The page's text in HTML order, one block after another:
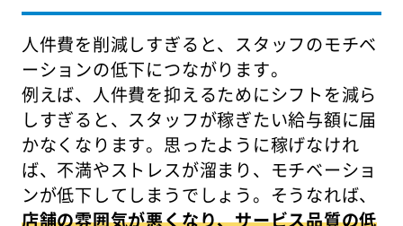
人件費を削減しすぎると、スタッフのモチベ
ーションの低下につながります。
例えば、人件費を抑えるためにシフトを減ら
しすぎると、スタッフが稼ぎたい給与額に届
かなくなります。思ったように稼げなけれ
ば、不満やストレスが溜まり、モチベーショ
ンが低下してしまうでしょう。そうなれば、
店舗の雰囲気が悪くなり、サービス品質の低